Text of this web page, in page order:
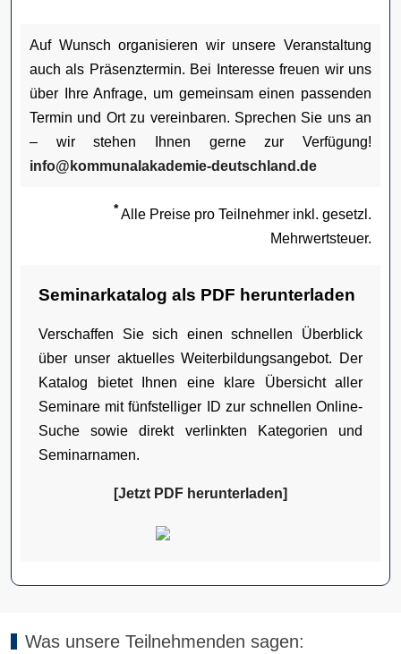
Auf Wunsch organisieren wir unsere Veranstaltung
auch als Präsenztermin. Bei Interesse freuen wir uns
über Ihre Anfrage, um gemeinsam einen passenden
Termin und Ort zu vereinbaren. Sprechen Sie uns an
– wir stehen Ihnen gerne zur Verfügung!
info@kommunalakademie-deutschland.de
*Alle Preise pro Teilnehmer inkl. gesetzl.
Mehrwertsteuer.
Seminarkatalog als PDF herunterladen
Verschaffen Sie sich einen schnellen Überblick
über unser aktuelles Weiterbildungsangebot. Der
Katalog bietet Ihnen eine klare Übersicht aller
Seminare mit fünfstelliger ID zur schnellen Online-
Suche sowie direkt verlinkten Kategorien und
Seminarnamen.
[Jetzt PDF herunterladen]
Was unsere Teilnehmenden sagen: